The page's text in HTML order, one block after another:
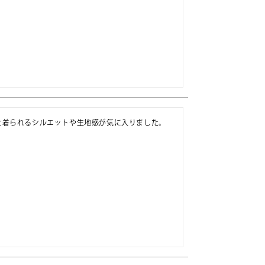
られるシルエットや生地感が気に入りました。